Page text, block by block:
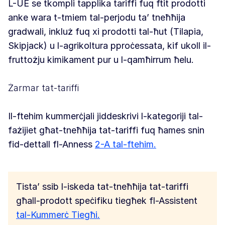
L-UE se tkompli tapplika tariffi fuq ftit prodotti
anke wara t-tmiem tal-perjodu ta’ tneħħija
gradwali, inkluż fuq xi prodotti tal-ħut (Tilapia,
Skipjack) u l-agrikoltura pproċessata, kif ukoll il-
fruttożju kimikament pur u l-qamħirrum ħelu.
Żarmar tat-tariffi
Il-ftehim kummerċjali jiddeskrivi l-kategoriji tal-
fażijiet għat-tneħħija tat-tariffi fuq ħames snin
fid-dettall fl-Anness 2-A tal-ftehim.
Tista’ ssib l-iskeda tat-tneħħija tat-tariffi
għall-prodott speċifiku tiegħek fl-Assistent
tal-Kummerċ Tiegħi.